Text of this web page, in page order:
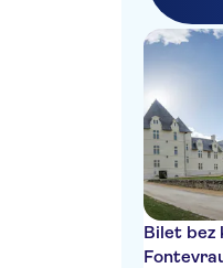
Bilet bez